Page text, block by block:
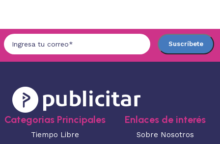
Categorias Principales
Tiempo Libre
Enlaces de interés
Sobre Nosotros